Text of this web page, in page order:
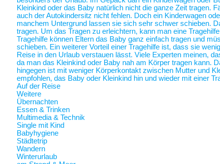
Kleinkind oder das Baby natürlich nicht die ganze Zeit tragen.
auch der Autokindersitz nicht fehlen. Doch ein Kinderwagen
manchem Untergrund lassen sie sich sehr schwer schieben.
tragen. Um das Tragen zu erleichtern, kann man eine
Tragehilfe können Eltern das Baby ganz einfach tragen und
schieben. Ein weiterer Vorteil einer Tragehilfe ist, dass sie
Reise in den Urlaub verstauen lässt. Viele Experten meinen,
da man das Kleinkind oder Baby nah am Körper tragen kann.
hingegen ist mit weniger Körperkontakt zwischen Mutter und
empfohlen, das Baby oder Kleinkind hin und wieder mit einer
Auf der Reise
Weitere
Übernachten
Essen & Trinken
Multimedia & Technik
Single mit Kind
Babyhygiene
Städtetrip
Wandern
Winterurlaub